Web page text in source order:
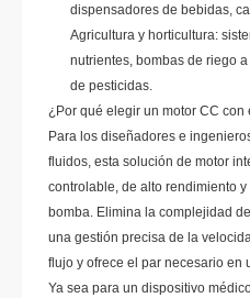
dispensadores de bebidas,
Agricultura y horticultura:
nutrientes, bombas de riego
de pesticidas.
¿Por qué elegir un motor CC
Para los diseñadores e
fluidos, esta solución de motor
controlable, de alto rendimiento
bomba. Elimina la complejidad
una gestión precisa de la
flujo y ofrece el par necesario en
Ya sea para un dispositivo